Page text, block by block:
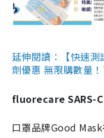
延伸閱讀：【快速
劑優惠 無限購數量
fluorecare SARS-
口罩品牌Good